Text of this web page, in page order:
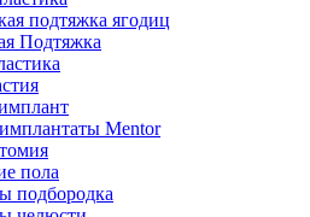
подтяжка ягодиц
Подтяжка
Mentor
пола
подбородка